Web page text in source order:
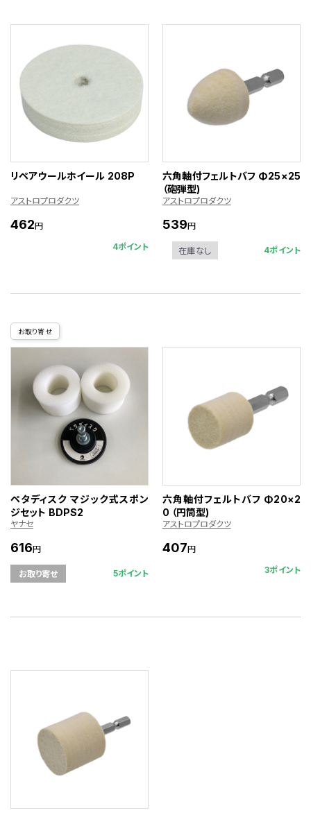
リペアウールホイール 208P
アストロプロダクツ
462円
4ポイント
六角軸付フェルトバフ Φ25×25
（砲弾型)
アストロプロダクツ
539円
在庫なし 4ポイント
お取り寄せ
ペタディスク マジック式スポン
ジセット BDPS2
ヤナセ
616円
お取り寄せ 5ポイント
六角軸付フェルトバフ Φ20×2
0 （円筒型)
アストロプロダクツ
407円
3ポイント